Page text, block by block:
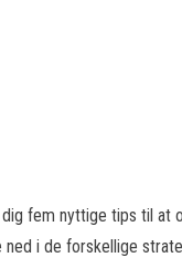
fem nyttige tips til
i de forskellige